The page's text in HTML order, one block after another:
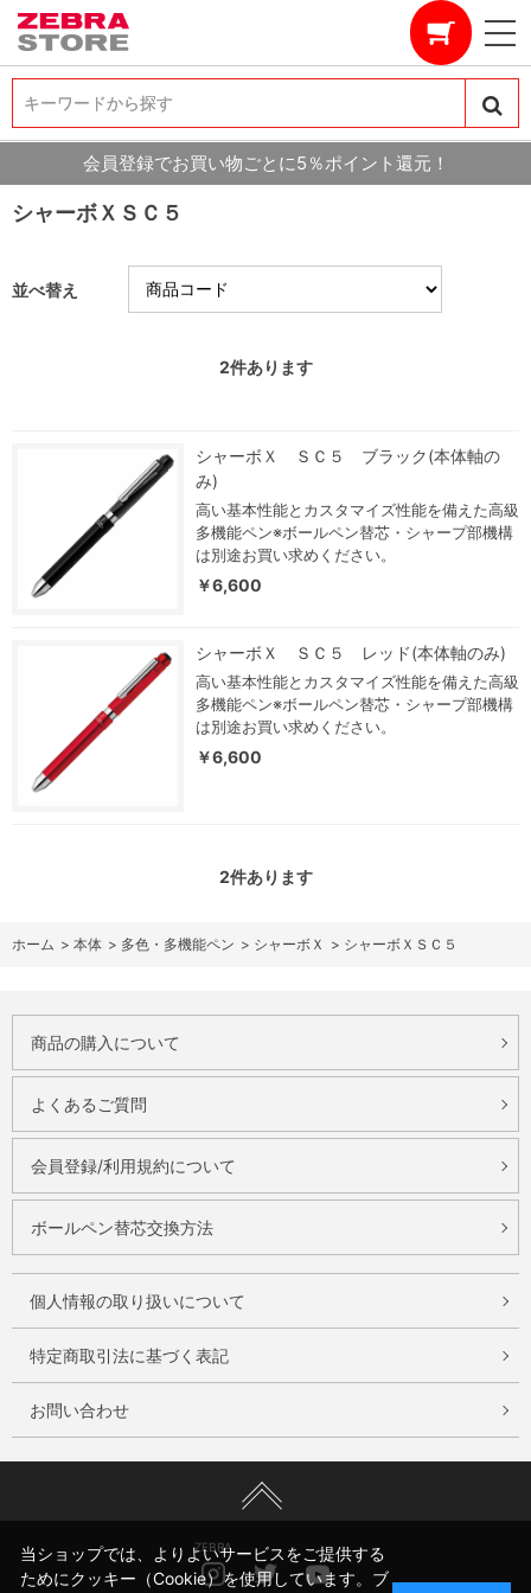
キーワードから探す
キーワードから探す
会員登録でお買い物ごとに5％ポイント還元！
シャーボＸＳＣ５
並べ替え
2件あります
シャーボＸ ＳＣ５ ブラック(本体軸の
み)
高い基本性能とカスタマイズ性能を備えた高級
多機能ペン※ボールペン替芯・シャープ部機構
は別途お買い求めください。
￥6,600
シャーボＸ ＳＣ５ レッド(本体軸のみ)
高い基本性能とカスタマイズ性能を備えた高級
多機能ペン※ボールペン替芯・シャープ部機構
は別途お買い求めください。
￥6,600
2件あります
ホーム > 本体 > 多色・多機能ペン > シャーボＸ > シャーボＸＳＣ５
商品の購入について
よくあるご質問
会員登録/利用規約について
ボールペン替芯交換方法
個人情報の取り扱いについて
特定商取引法に基づく表記
お問い合わせ
ZEBRA
InstagramTwitterYoutube
当ショップでは、よりよいサービスをご提供する
ためにクッキー（Cookie）を使用しています。ブ